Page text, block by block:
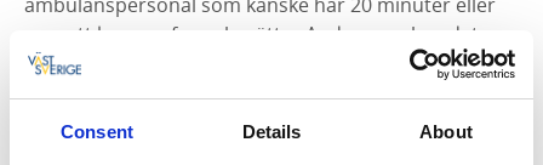
Consent Details About
mer att komma fram, berättar Anders om hur det
fungerar.